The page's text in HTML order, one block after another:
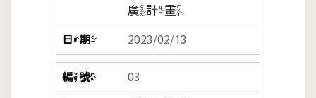
廣計畫
2023/02/13
03